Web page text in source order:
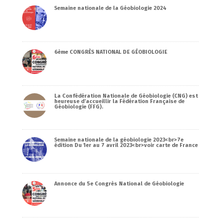
Semaine nationale de la Géobiologie 2024
6ème CONGRÈS NATIONAL DE GÉOBIOLOGIE
La Confédération Nationale de Géobiologie (CNG) est
heureuse d’accueillir la Fédération Française de
Géobiologie (FFG).
Semaine nationale de la géobiologie 2023<br>7e
édition Du 1er au 7 avril 2023<br>voir carte de France
Annonce du 5e Congrès National de Géobiologie